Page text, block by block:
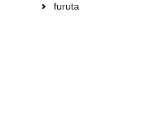
furuta